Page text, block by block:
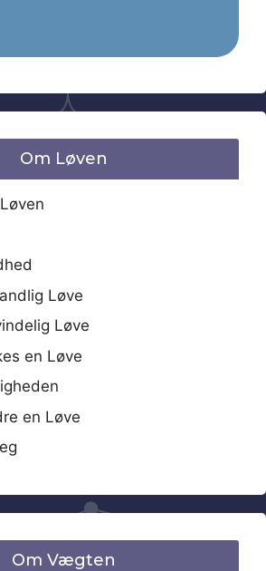
Om Løven
Løve
Løve
en Løve
en Løve
Om Vægten